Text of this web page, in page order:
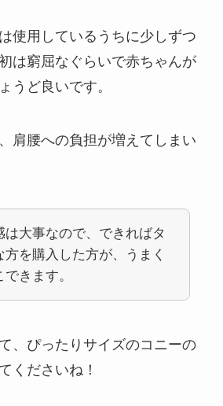
使用しているうちに少しずつ
は窮屈なぐらいで赤ちゃんが
うど良いです。
肩腰への負担が増えてしまい
は大事なので、できればタ
方を購入した方が、うまく
きます。
、ぴったりサイズのコニーの
くださいね！